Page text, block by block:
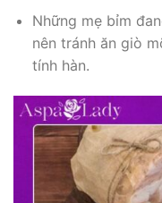
Những mẹ bỉm
nên tránh ăn giò
tính hàn.